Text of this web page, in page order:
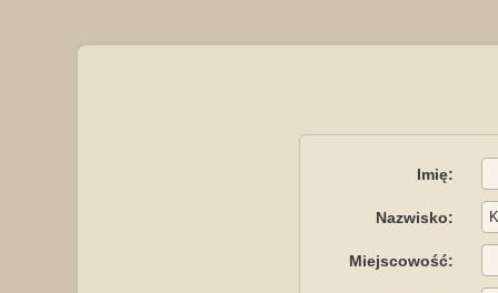
Imię:
Nazwisko:
Miejscowość: